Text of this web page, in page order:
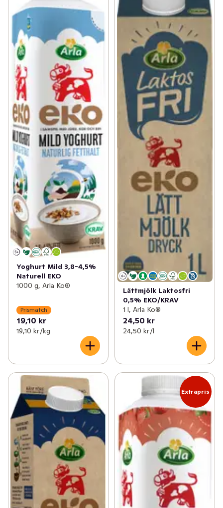
Yoghurt Mild 3,8-4,5%
Naturell EKO
1000 g, Arla Ko®
Prismatch
19,10 kr
19,10 kr /kg
Lättmjölk Laktosfri
0,5% EKO/KRAV
1 l, Arla Ko®
24,50 kr
24,50 kr /l
Extrapris